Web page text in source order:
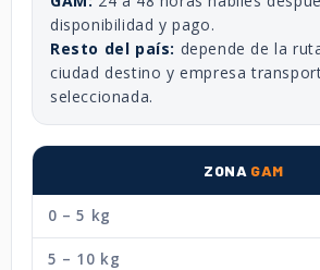
disponibilidad y pago.
Resto del país: depende de la
ciudad destino y empresa
seleccionada.
ZONA GAM
0 – 5 kg
5 – 10 kg